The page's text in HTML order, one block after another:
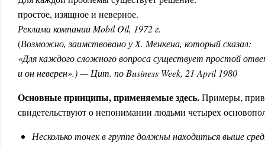
простое, изящное и неверное.
Реклама компании Mobil Oil, 1972 г.
(Возможно, заимствовано у Х. Менкена, который сказал:
«Для каждого сложного вопроса существует простой
и он неверен».) — Цит. по Business Week, 21 April 1980
Основные принципы, применяемые здесь.Примеры,
свидетельствуют о непонимании людьми четырех
Несколько точек в группе должны находиться выше